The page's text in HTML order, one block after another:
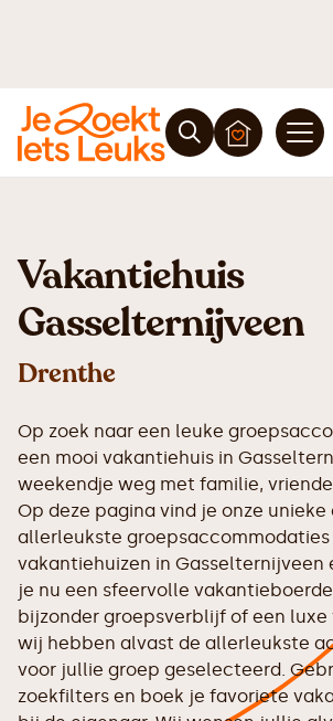
Vakantiehuis
Gasselternijveen
Drenthe
Op zoek naar een leuke
een mooi vakantiehuis in
weekendje weg met familie,
Op deze pagina vind je onze
allerleukste groepsaccommodaties
vakantiehuizen in Gasselternijveen
je nu een sfeervolle
bijzonder groepsverblijf of een
wij hebben alvast de allerleukste
voor jullie groep geselecteerd.
zoekfilters en boek je favoriete